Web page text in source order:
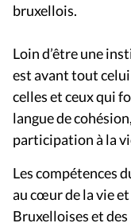
bruxellois.
Loin d’être une
est avant tout
celles et ceux qui
langue de
participation à la
Les compétences
au cœur de la vie
Bruxelloises et